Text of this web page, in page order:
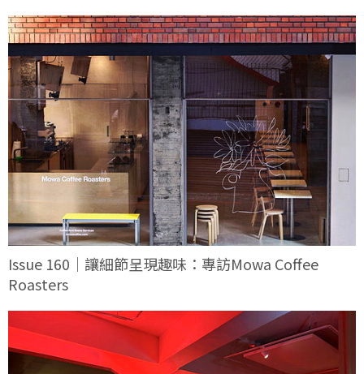
Issue 160｜讓細節呈現趣味：專訪Mowa Coffee
Roasters